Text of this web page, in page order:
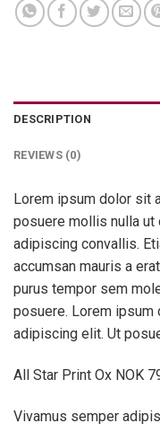
DESCRIPTION
REVIEWS (0)
Lorem ipsum dolor sit
posuere mollis nulla ut
adipiscing convallis.
accumsan mauris a
purus tempor sem
posuere. Lorem
adipiscing elit. Ut
All Star Print Ox NOK
Vivamus semper